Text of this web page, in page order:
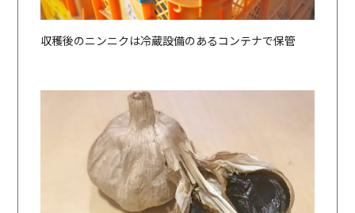
収穫後のニンニクは冷蔵設備のあるコンテナで保管